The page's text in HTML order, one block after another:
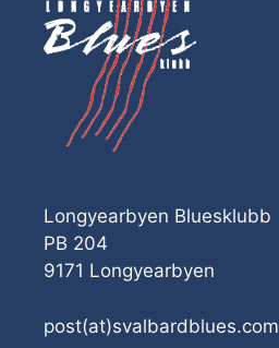
Longyearbyen Bluesklubb
PB 204
9171 Longyearbyen
post(at)svalbardblues.com